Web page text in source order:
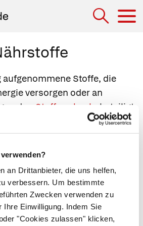
an Drittanbieter, die uns helfen,
verbessern. Um bestimmte
Zwecken verwenden zu
Ihre Einwilligung. Indem Sie
"Cookies zulassen" klicken,
aufgenommene Stoffe, die
versorgen oder an
des
Stoffwechsels
beteiligt
Fette,
.Vitamine,
Spurenelemente
aus und schützen so den
Einflüssen wiefreien
Nährstoffe wie Zucker
Bedarf selbst her.